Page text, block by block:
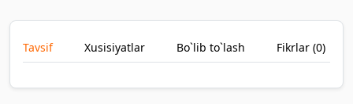
Tavsif Xusisiyatlar Bo`lib to`lash Fikrlar (0)